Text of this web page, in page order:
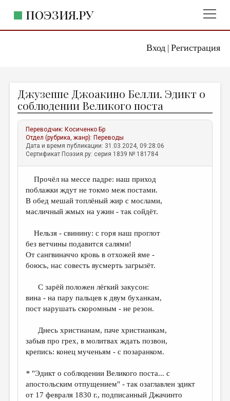
Вход| Регистрация
ПОЭЗИЯ.РУ
ЖАНРЫ
АВТОРЫ
КОММЕНТАРИИ
ЛИТСАЛОН
ПРАВИЛА САЙТА
ОТДЕЛЫ И РУБРИКИ
ДАЙДЖЕСТ
ПРОИЗВЕДЕНИЯ
КОНКУРСЫ
КНИЖНАЯ ПОЛКА
ОБЗОР ЛИТЕРАТУРЫ
СТРАНИЦЫ ПАМЯТИ
ОБЪЯВЛЕНИЯ
Джузеппе Джоакино Белли. Эдикт о
соблюдении Великого поста
Переводчик: Косиченко Бр
Отдел (рубрика, жанр): Переводы
Дата и время публикации: 31.03.2024, 09:28:06
Сертификат Поэзия.ру: серия 1839 № 181784
Прочёл на мессе падре: наш приход
поблажки ждут не токмо меж постами.
В обед мешай топлёный жир с мослами,
масличный жмых на ужин - так сойдёт.
Нельзя - свинину: с горя наш проглот
без ветчины подавится салями!
От сангвиначчо кровь в отхожей яме -
боюсь, нас совесть вусмерть загрызёт.
С зарёй положен лёгкий закусон:
вина - на пару пальцев к двум буханкам,
пост нарушать скоромным - не резон.
Днесь христианам, паче христианкам,
забыв про грех, в молитвах ждать позвон,
крепись: конец мученьям - с позаранком.
* "Эдикт о соблюдении Великого поста... с
апостольским отпущением" - так озаглавлен эдикт
от 17 февраля 1830 г., подписанный Джачинто